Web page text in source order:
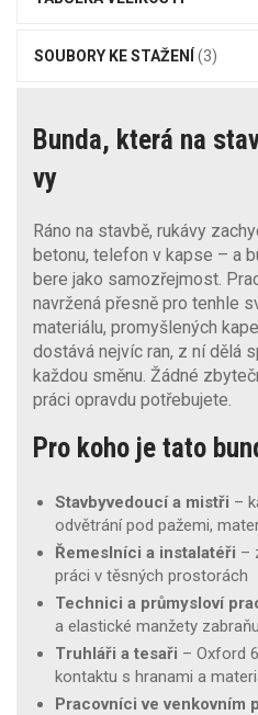
SOUBORY KE STAŽENÍ (3)
Bunda, která na
vy
Ráno na stavbě, rukávy
betonu, telefon v kapse – a
bere jako samozřejmost.
navržená přesně pro tenhle
materiálu, promyšlených
dostává nejvíc ran, z ní dělá
každou směnu. Žádné
práci opravdu potřebujete.
Pro koho je tato
Stavbyvedoucí a mistři –
odvětrání pod pažemi,
Řemeslníci a instalatéři –
práci v těsných prostorách
Technici a průmysloví
a elastické manžety
Truhláři a tesaři – Oxford
kontaktu s hranami a
Pracovníci ve venkovním